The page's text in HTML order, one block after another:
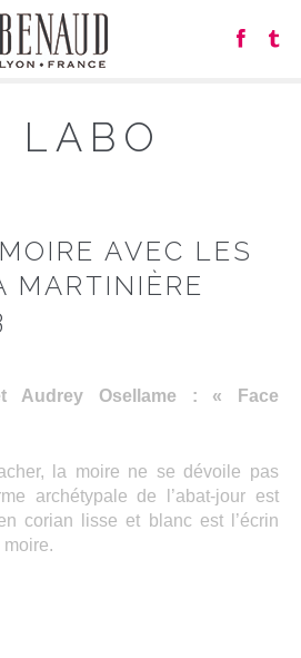
LABO
AVEC LES
MARTINIÈRE
Audrey Osellame : « Face
la moire ne se dévoile pas
archétypale de l’abat-jour est
corian lisse et blanc est l’écrin